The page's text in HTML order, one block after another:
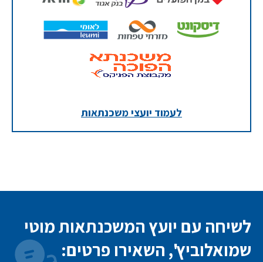
לעמוד יועצי משכנתאות
לשיחה עם יועץ המשכנתאות מוטי
שמואלוביץ', השאירו פרטים: